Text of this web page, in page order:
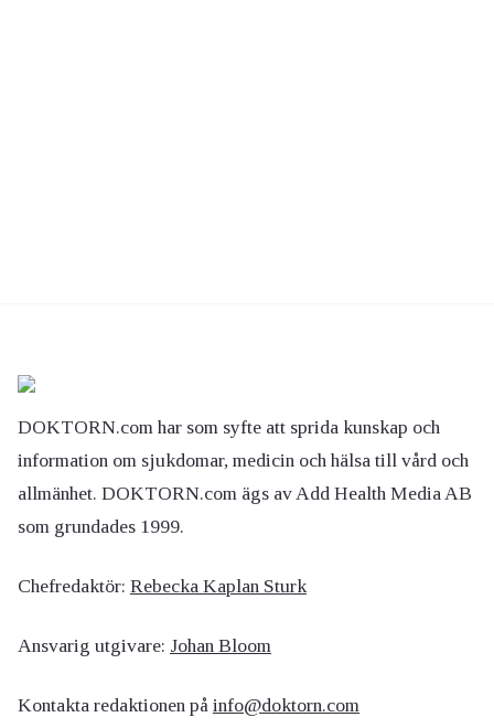
DOKTORN.com har som syfte att sprida kunskap och
information om sjukdomar, medicin och hälsa till vård och
allmänhet. DOKTORN.com ägs av Add Health Media AB
som grundades 1999.
Chefredaktör: Rebecka Kaplan Sturk
Ansvarig utgivare: Johan Bloom
Kontakta redaktionen på info@doktorn.com